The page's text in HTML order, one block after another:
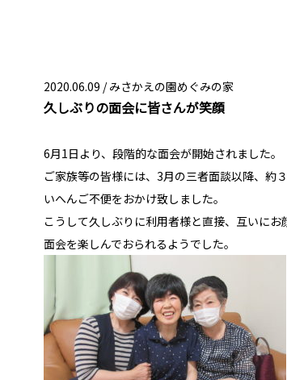
2020.06.09 /みさかえの園めぐみの家
久しぶりの面会に皆さんが笑顔
6月1日より、段階的な面会が開始されました。
ご家族等の皆様には、3月の三者面談以降、約
いへんご不便をおかけ致しました。
こうして久しぶりに利用者様と直接、互いに
面会を楽しんでおられるようでした。